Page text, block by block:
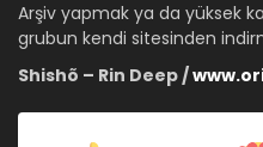
Quanzhi Fashi
Blm 1 - Eylül 14,
Arşiv yapmak ya da yüksek
grubun kendi sitesinden
Shishõ – Rin Deep /